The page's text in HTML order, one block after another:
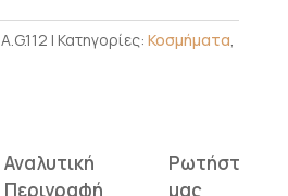
A.G.112 Κατηγορίες: Κοσμήματα,
Αναλυτική
Περιγραφή
Ρωτήστε
μας